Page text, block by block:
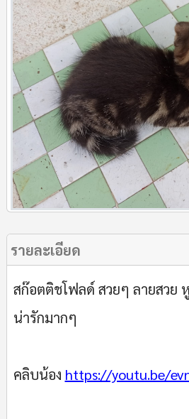
รายละเอียด
สก๊อตติชโฟลด์ สวยๆ ลายสวย
น่ารักมากๆ
คลิบน้อง https://youtu.be/